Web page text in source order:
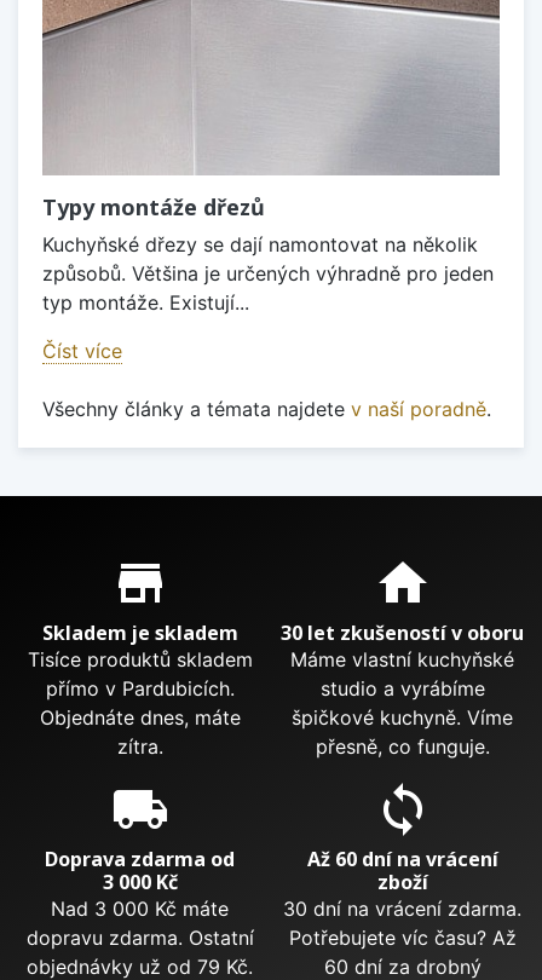
Typy montáže dřezů
Kuchyňské dřezy se dají namontovat na několik
způsobů. Většina je určených výhradně pro jeden
typ montáže. Existují...
Číst více
Všechny články a témata najdete v naší poradně.
Proč nakupovat u nás?
store_mall_directory
Skladem je skladem
Tisíce produktů skladem
přímo v Pardubicích.
Objednáte dnes, máte
zítra.
home
30 let zkušeností v oboru
Máme vlastní kuchyňské
studio a vyrábíme
špičkové kuchyně. Víme
přesně, co funguje.
local_shipping
Doprava zdarma od
3 000 Kč
Nad 3 000 Kč máte
dopravu zdarma. Ostatní
objednávky už od 79 Kč.
sync
Až 60 dní na vrácení
zboží
30 dní na vrácení zdarma.
Potřebujete víc času? Až
60 dní za drobný